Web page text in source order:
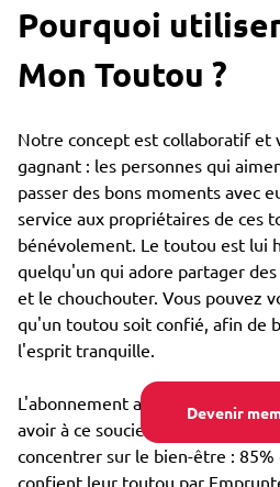
Devenir
Pourquoi
Mon Toutou ?
Notre concept est collaboratif et
gagnant : les personnes qui
passer des bons moments avec
service aux propriétaires de ces
bénévolement. Le toutou est lui
quelqu'un qui adore partager
et le chouchouter. Vous pouvez
qu'un toutou soit confié, afin de
l'esprit tranquille.
L'abonnement annuel très bon
avoir à ce soucier du coût de
concentrer sur le bien-être :
confient leur toutou par